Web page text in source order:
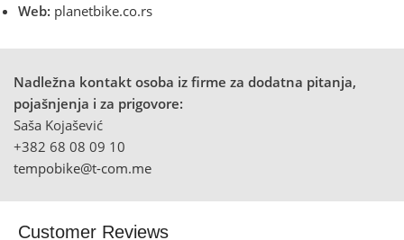
Web: planetbike.co.rs
Nadležna kontakt osoba iz firme za dodatna pitanja,
pojašnjenja i za prigovore:
Saša Kojašević
+382 68 08 09 10
tempobike@t-com.me
Customer Reviews